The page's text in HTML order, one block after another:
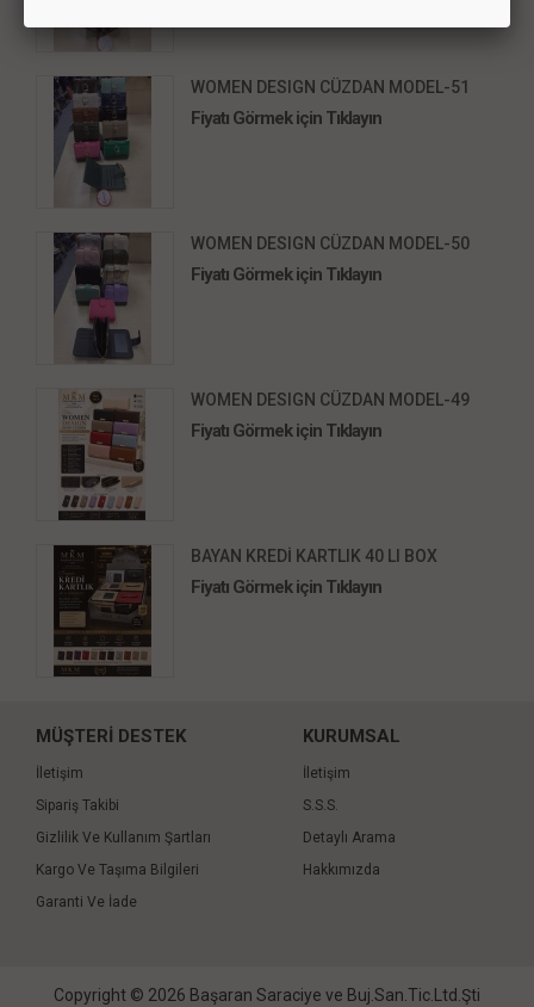
WOMEN DESIGN CÜZDAN MODEL-51
Fiyatı Görmek için Tıklayın
WOMEN DESIGN CÜZDAN MODEL-50
Fiyatı Görmek için Tıklayın
WOMEN DESIGN CÜZDAN MODEL-49
Fiyatı Görmek için Tıklayın
BAYAN KREDİ KARTLIK 40 LI BOX
Fiyatı Görmek için Tıklayın
MÜŞTERİ DESTEK
İletişim
Sipariş Takibi
Gizlilik Ve Kullanım Şartları
Kargo Ve Taşıma Bilgileri
Garanti Ve İade
KURUMSAL
İletişim
S.S.S.
Detaylı Arama
Hakkımızda
Copyright © 2026 Başaran Saraciye ve Buj.San.Tic.Ltd.Şti